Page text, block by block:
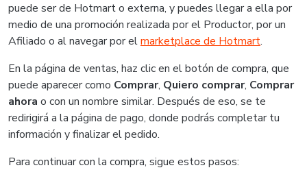
puede ser de Hotmart o externa, y puedes llegar a ella por
medio de una promoción realizada por el Productor, por un
Afiliado o al navegar por elmarketplace de Hotmart.
En la página de ventas, haz clic en el botón de compra, que
puede aparecer como Comprar, Quiero comprar, Comprar
ahora o con un nombre similar. Después de eso, se te
redirigirá a la página de pago, donde podrás completar tu
información y finalizar el pedido.
Para continuar con la compra, sigue estos pasos: